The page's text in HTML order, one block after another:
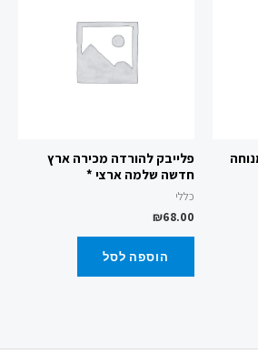
פלייבק להורדה מכירה ארץ
חדשה שלמה ארצי *
כללי
₪68.00
הוספה לסל